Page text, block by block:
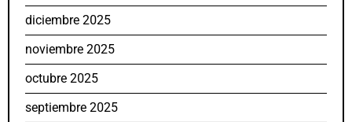
diciembre 2025
noviembre 2025
octubre 2025
septiembre 2025